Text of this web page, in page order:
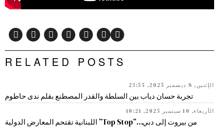
RELATED POSTS
الإثنين, 8 ديسمبر 2025, 23:55
تجربة حسان دياب بين السلطة والقدر المصطنع بقلم ندى حاطوم
الأربعاء, 10 سبتمبر 2025, 10:21
من بيروت إلى دبي…”Top Stop” اللبنانية تقتحم المعارض الدولية